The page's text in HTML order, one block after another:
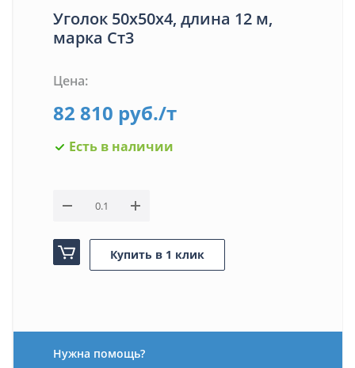
Уголок 50х50х4, длина 12 м,
марка Ст3
Цена:
82 810 руб./т
Есть в наличии
Купить в 1 клик
Нужна помощь?